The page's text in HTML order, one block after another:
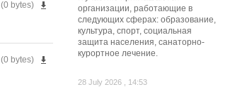
организации, работающие в
следующих сферах: образование,
культура, спорт, социальная
защита населения, санаторно-
курортное лечение.
28 July 2026 , 14:53
(0 bytes)
(0 bytes)